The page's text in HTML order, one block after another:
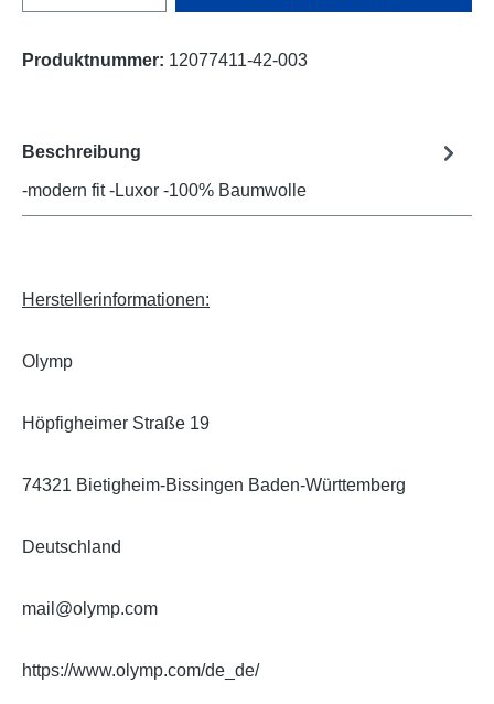
Produktnummer: 12077411-42-003
Beschreibung
-modern fit -Luxor -100% Baumwolle
Herstellerinformationen:
Olymp
Höpfigheimer Straße 19
74321 Bietigheim-Bissingen Baden-Württemberg
Deutschland
mail@olymp.com
https://www.olymp.com/de_de/